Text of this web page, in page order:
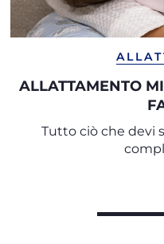
ALLATTAMENTO
Tutto ciò che devi